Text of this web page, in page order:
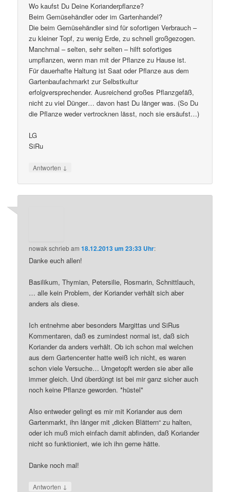
Wo kaufst Du Deine Korianderpflanze?
Beim Gemüsehändler oder im Gartenhandel?
Die beim Gemüsehändler sind für sofortigen Verbrauch –
zu kleiner Topf, zu wenig Erde, zu schnell großgezogen.
Manchmal – selten, sehr selten – hilft sofortiges
umpflanzen, wenn man mit der Pflanze zu Hause ist.
Für dauerhafte Haltung ist Saat oder Pflanze aus dem
Gartenbaufachmarkt zur Selbstkultur
erfolgversprechender. Ausreichend großes Pflanzgefäß,
nicht zu viel Dünger… davon hast Du länger was. (So Du
die Pflanze weder vertrocknen lässt, noch sie ersäufst…)
LG
SiRu
Antworten ↓
nowakschriebam18.12.2013 um 23:33 Uhr:
Danke euch allen!
Basilikum, Thymian, Petersilie, Rosmarin, Schnittlauch,
… alle kein Problem, der Koriander verhält sich aber
anders als diese.
Ich entnehme aber besonders Margittas und SiRus
Kommentaren, daß es zumindest normal ist, daß sich
Koriander da anders verhält. Ob ich schon mal welchen
aus dem Gartencenter hatte weiß ich nicht, es waren
schon viele Versuche… Umgetopft werden sie aber alle
immer gleich. Und überdüngt ist bei mir ganz sicher auch
noch keine Pflanze geworden. *hüstel*
Also entweder gelingt es mir mit Koriander aus dem
Gartenmarkt, ihn länger mit „dicken Blättern“ zu halten,
oder ich muß mich einfach damit abfinden, daß Koriander
nicht so funktioniert, wie ich ihn gerne hätte.
Danke noch mal!
Antworten ↓